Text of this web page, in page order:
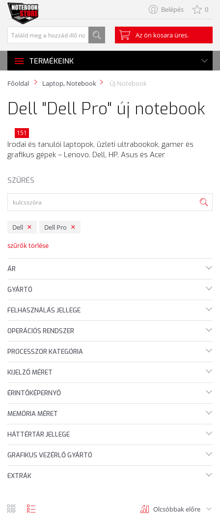
Belépés 0
Az ön kosara üres.
TERMÉKEINK
Főoldal Laptop, Notebook ÚJ Notebook
Dell "Dell Pro" új notebook
151
Irodai és tanulói laptopok, üzleti ultrabookok, gamer és
grafikus gépek – Lenovo, Dell, HP, Asus és Acer
SZŰRÉS
Dell Dell Pro
szűrők törlése
ÁR
GYÁRTÓ
FELHASZNÁLÁS JELLEGE
OPERÁCIÓS RENDSZER
PROCESSZOR KATEGÓRIA
KIJELZŐ MÉRET
ÉRINTŐKÉPERNYŐ
MEMÓRIA MÉRET
HÁTTÉRTÁR JELLEGE
GRAFIKUS VEZÉRLŐ GYÁRTÓ
EXTRÁK
Olcsóbbak előre